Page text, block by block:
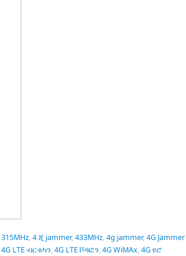
315MHz,4 ጂ jammer,433MHz,4g jammer,4G Jammer
4G LTE ብርቱካን,4G LTE ቮዳፎን,4G WiMAx,4G ዩሮ